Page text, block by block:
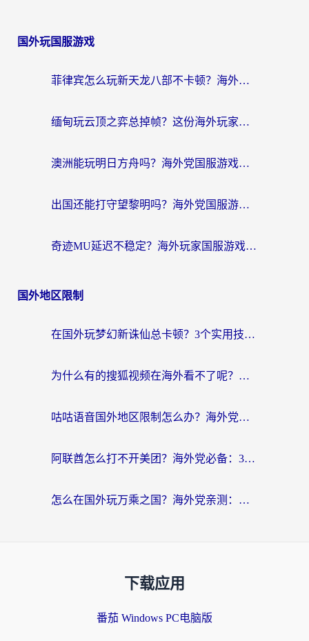
国外玩国服游戏
菲律宾怎么玩新天龙八部不卡顿？海外党国服游戏加速器终极指南（附欧洲国外玩家实测）
缅甸玩云顶之弈总掉帧？这份海外玩家专属加速器攻略帮你上分
澳洲能玩明日方舟吗？海外党国服游戏畅玩终极指南（附实用加速器选择技巧）
出国还能打守望黎明吗？海外党国服游戏不卡顿的终极解法
奇迹MU延迟不稳定？海外玩家国服游戏加速器终极指南：从卡顿到丝滑的秘密
国外地区限制
在国外玩梦幻新诛仙总卡顿？3个实用技巧解决海外党痛点（附回国加速器选择指南）
为什么有的搜狐视频在海外看不了呢？留学生亲测有效的回国加速攻略
咕咕语音国外地区限制怎么办？海外党必备的回国加速器选择指南（附音悦Tai、搜狐视频解决妙招）
阿联酋怎么打不开美团？海外党必备：3步解决回国追剧、看球、刷B站的全部烦恼
怎么在国外玩万乘之国？海外党亲测：突破限制的3个实用技巧
下载应用
番茄 Windows PC电脑版